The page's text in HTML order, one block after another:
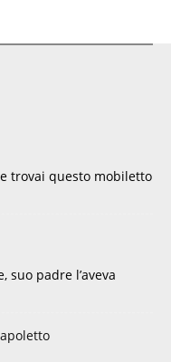
trovai questo mobiletto
suo padre l’aveva